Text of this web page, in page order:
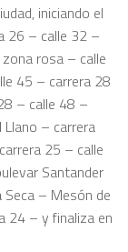
iniciando el
26 – calle 32 –
rosa – calle
45 – carrera 28
– calle 48 –
– carrera
25 – calle
Santander
– Mesón de
24 – y finaliza en